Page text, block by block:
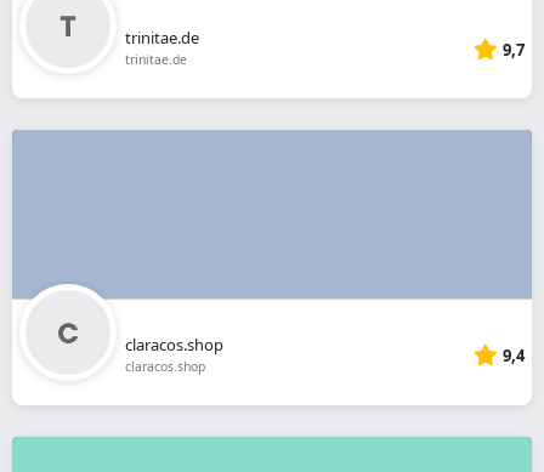
trinitae.de
trinitae.de 9,7
claracos.shop
claracos.shop 9,4